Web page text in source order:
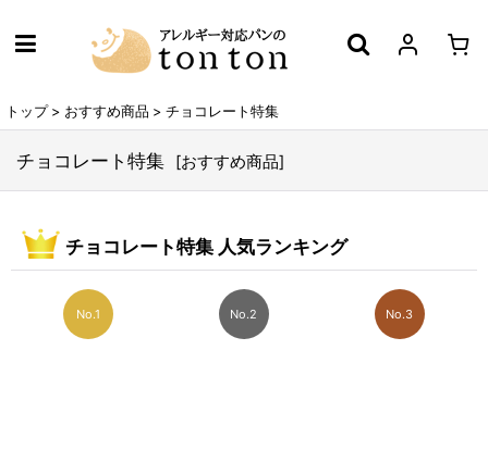
トップ > おすすめ商品 > チョコレート特集
チョコレート特集 [おすすめ商品]
チョコレート特集 人気ランキング
No.1 No.2 No.3